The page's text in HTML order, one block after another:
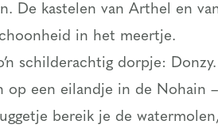
De kastelen van Arthel en
in het meertje.
schilderachtig dorpje:
een eilandje in de Nohain
bereik je de